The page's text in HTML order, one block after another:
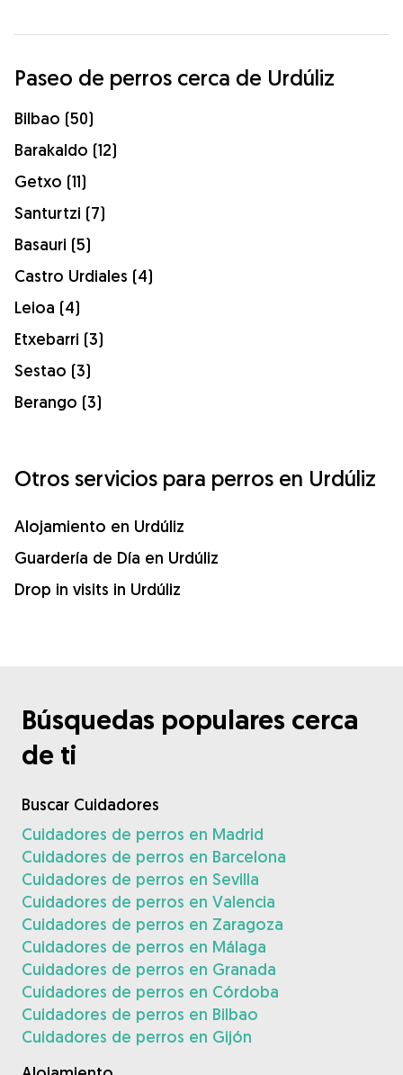
Paseo de perros cerca de Urdúliz
Bilbao (50)
Barakaldo (12)
Getxo (11)
Santurtzi (7)
Basauri (5)
Castro Urdiales (4)
Leioa (4)
Etxebarri (3)
Sestao (3)
Berango (3)
Otros servicios para perros en Urdúliz
Alojamiento en Urdúliz
Guardería de Día en Urdúliz
Drop in visits in Urdúliz
Búsquedas populares cerca
de ti
Buscar Cuidadores
Cuidadores de perros en Madrid
Cuidadores de perros en Barcelona
Cuidadores de perros en Sevilla
Cuidadores de perros en Valencia
Cuidadores de perros en Zaragoza
Cuidadores de perros en Málaga
Cuidadores de perros en Granada
Cuidadores de perros en Córdoba
Cuidadores de perros en Bilbao
Cuidadores de perros en Gijón